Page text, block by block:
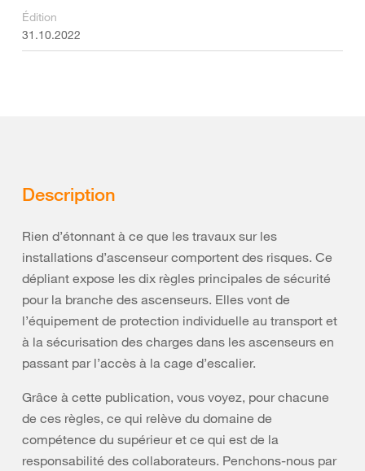
Édition
31.10.2022
Description
Rien d’étonnant à ce que les travaux sur les
installations d’ascenseur comportent des risques. Ce
dépliant expose les dix règles principales de sécurité
pour la branche des ascenseurs. Elles vont de
l’équipement de protection individuelle au transport et
à la sécurisation des charges dans les ascenseurs en
passant par l’accès à la cage d’escalier.
Grâce à cette publication, vous voyez, pour chacune
de ces règles, ce qui relève du domaine de
compétence du supérieur et ce qui est de la
responsabilité des collaborateurs. Penchons-nous par